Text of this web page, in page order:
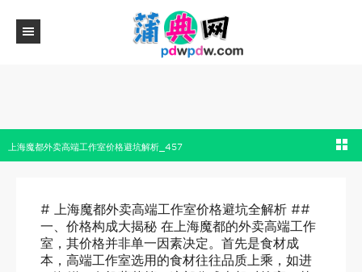
上海魔都外卖高端工作室价格避坑解析_457
# 上海魔都外卖高端工作室价格避坑全解析 ##
一、价格构成大揭秘 在上海魔都的外卖高端工作
室，其价格并非单一因素决定。首先是食材成
本，高端工作室选用的食材往往品质上乘，如进